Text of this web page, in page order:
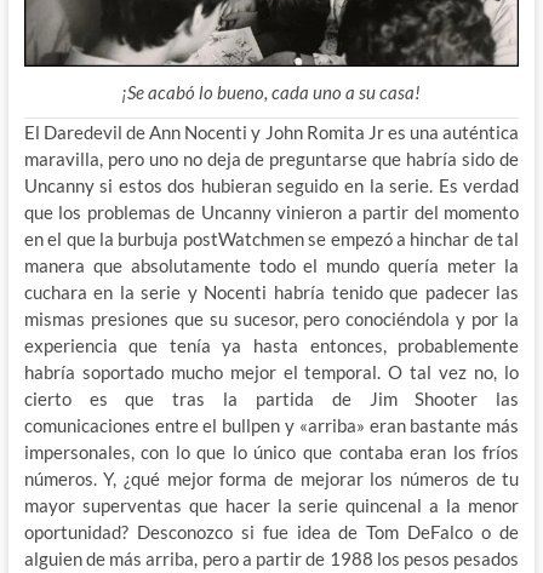
¡Se acabó lo bueno, cada uno a su casa!
El Daredevil de Ann Nocenti y John Romita Jr es una auténtica
maravilla, pero uno no deja de preguntarse que habría sido de
Uncanny si estos dos hubieran seguido en la serie. Es verdad
que los problemas de Uncanny vinieron a partir del momento
en el que la burbuja postWatchmen se empezó a hinchar de tal
manera que absolutamente todo el mundo quería meter la
cuchara en la serie y Nocenti habría tenido que padecer las
mismas presiones que su sucesor, pero conociéndola y por la
experiencia que tenía ya hasta entonces, probablemente
habría soportado mucho mejor el temporal. O tal vez no, lo
cierto es que tras la partida de Jim Shooter las
comunicaciones entre el bullpen y «arriba» eran bastante más
impersonales, con lo que lo único que contaba eran los fríos
números. Y, ¿qué mejor forma de mejorar los números de tu
mayor superventas que hacer la serie quincenal a la menor
oportunidad? Desconozco si fue idea de Tom DeFalco o de
alguien de más arriba, pero a partir de 1988 los pesos pesados